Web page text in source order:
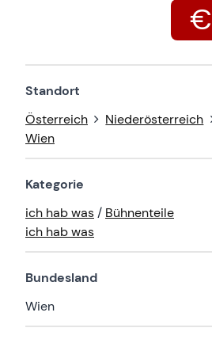
Standort
Österreich
Niederösterreich
Wien
Kategorie
ich hab was/ Bühnenteile
ich hab was
Bundesland
Wien